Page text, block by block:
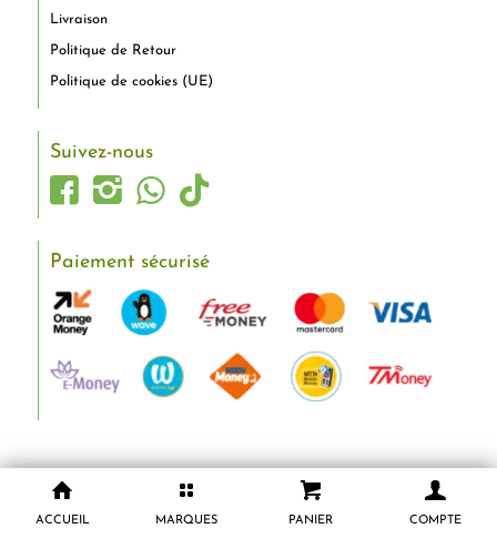
ACCUEIL MARQUES PANIER COMPTE
Livraison
Politique de Retour
Politique de cookies (UE)
Suivez-nous
Paiement sécurisé